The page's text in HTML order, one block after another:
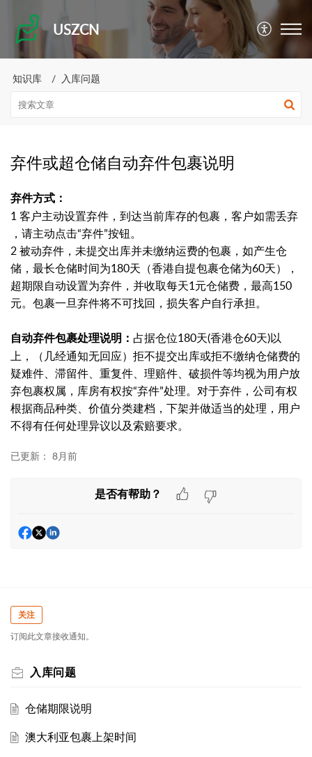
USZCN
知识库 入库问题
弃件或超仓储自动弃件包裹说明
弃件方式：
1 客户主动设置弃件，到达当前库存的包裹，客户如需丢弃
，请主动点击“弃件”按钮。
2 被动弃件，未提交出库并未缴纳运费的包裹，如产生仓
储，最长仓储时间为180天（香港自提包裹仓储为60天），
超期限自动设置为弃件，并收取每天1元仓储费，最高150
元。包裹一旦弃件将不可找回，损失客户自行承担。
自动弃件包裹处理说明： 占据仓位180天(香港仓60天)以
上，（几经通知无回应）拒不提交出库或拒不缴纳仓储费的
疑难件、滞留件、重复件、理赔件、破损件等均视为用户放
弃包裹权属，库房有权按“弃件”处理。对于弃件，公司有权
根据商品种类、价值分类建档，下架并做适当的处理，用户
不得有任何处理异议以及索赔要求。
已更新： 8月前
是否有帮助？
关注
订阅此文章接收通知。
入库问题
仓储期限说明
澳大利亚包裹上架时间